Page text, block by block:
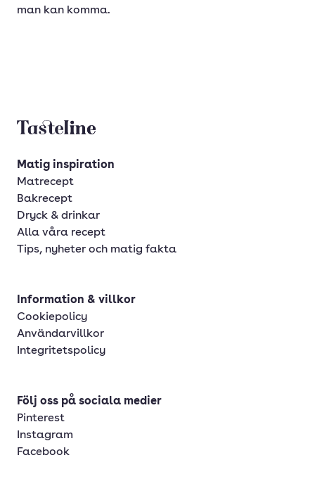
man kan komma.
Tasteline startsida
Matig inspiration
Matrecept
Bakrecept
Dryck & drinkar
Alla våra recept
Tips, nyheter och matig fakta
Information & villkor
Cookiepolicy
Användarvillkor
Integritetspolicy
Följ oss på sociala medier
Pinterest
Instagram
Facebook